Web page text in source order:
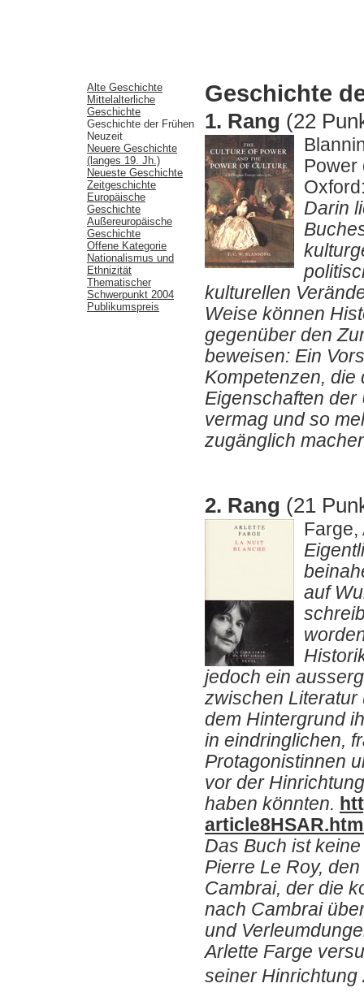
Alte Geschichte
Mittelalterliche
Geschichte
Geschichte der Frühen
Neuzeit
Neuere Geschichte
(langes 19. Jh.)
Neueste Geschichte
Zeitgeschichte
Europäische
Geschichte
Außereuropäische
Geschichte
Offene Kategorie
Nationalismus und
Ethnizität
Thematischer
Schwerpunkt 2004
Publikumspreis
Geschichte
1. Rang (22
Power
Darin
kulturellen
Weise können
gegenüber den
beweisen: Ein
Kompetenzen, die
Eigenschaften
vermag und so
zugänglich
2. Rang (21
Farge,
auf
jedoch ein
zwischen
dem Hintergrund
in eindringlichen,
Protagonistinnen
vor der
haben könnten.
Das Buch ist
Pierre Le Roy,
Cambrai, der die
nach Cambrai
und
Arlette Farge
seiner Hinrichtung